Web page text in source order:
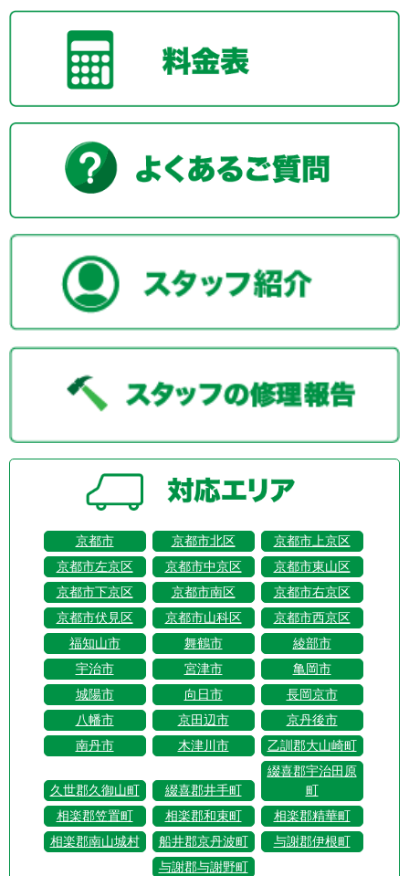
京都市 京都市北区
京都市上京区
京都市左京区
京都市中京区
京都市東山区
京都市下京区
京都市南区
京都市右京区
京都市伏見区
京都市山科区
京都市西京区
福知山市
舞鶴市
綾部市
宇治市
宮津市
亀岡市
城陽市
向日市
長岡京市
八幡市
京田辺市
京丹後市
南丹市
木津川市 乙訓郡大山崎町
久世郡久御山町 綴喜郡井手町
綴喜郡宇治田原
町
相楽郡笠置町
相楽郡和束町
相楽郡精華町
相楽郡南山城村
船井郡京丹波町
与謝郡伊根町
与謝郡与謝野町